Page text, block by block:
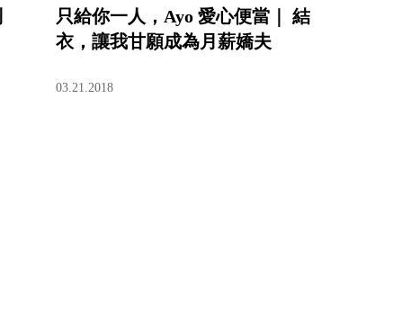
只給你一人，Ayo 愛心便當｜ 結
衣，讓我甘願成為月薪嬌夫
03.21.2018